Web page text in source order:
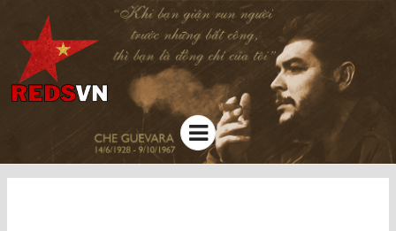
Kênh chia sẻ tri thức cộng đồng
Menu